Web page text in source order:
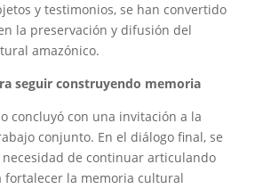
y testimonios, se han convertido
la preservación y difusión del
amazónico.
seguir construyendo memoria
concluyó con una invitación a la
conjunto. En el diálogo final, se
de continuar articulando
fortalecer la memoria cultural